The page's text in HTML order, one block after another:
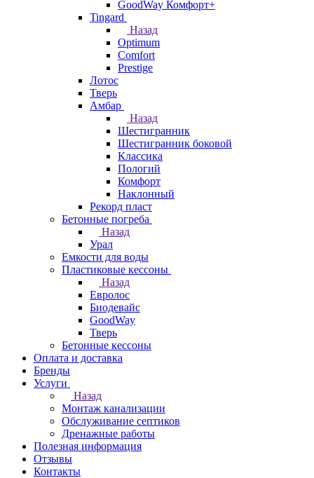
GoodWay Комфорт+
Tingard
Назад
Optimum
Comfort
Prestige
Лотос
Тверь
Амбар
Назад
Шестигранник
Шестигранник боковой
Классика
Пологий
Комфорт
Наклонный
Рекорд пласт
Бетонные погреба
Назад
Урал
Емкости для воды
Пластиковые кессоны
Назад
Евролос
Биодевайс
GoodWay
Тверь
Бетонные кессоны
Оплата и доставка
Бренды
Услуги
Назад
Монтаж канализации
Обслуживание септиков
Дренажные работы
Полезная информация
Отзывы
Контакты